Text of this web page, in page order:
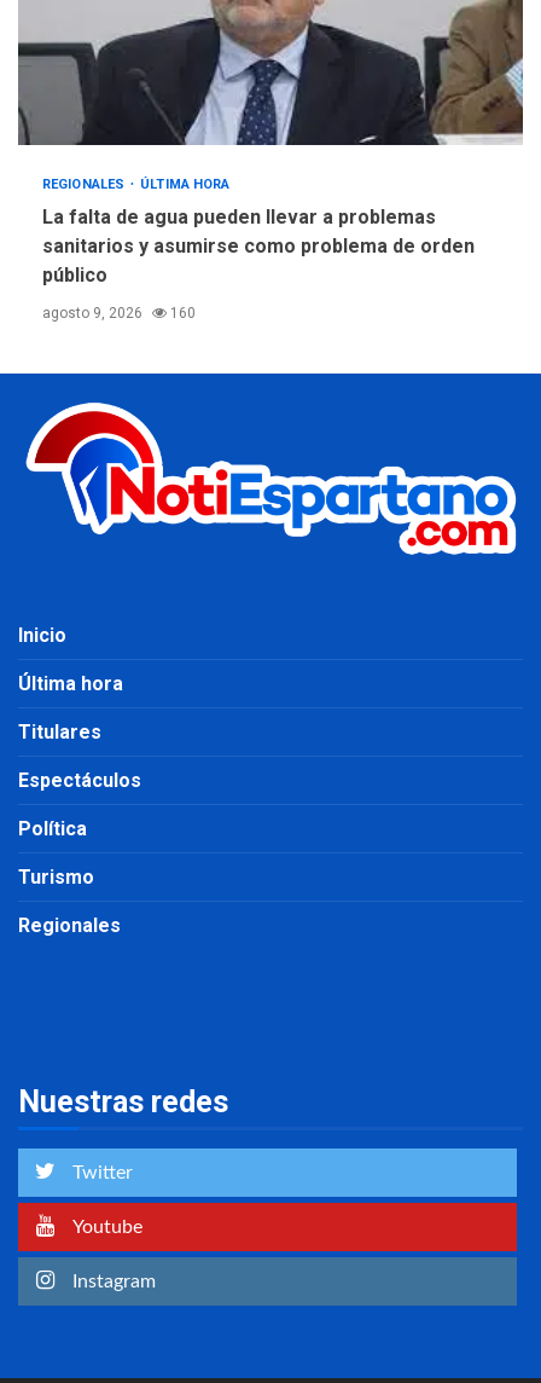
REGIONALES ÚLTIMA HORA
La falta de agua pueden llevar a problemas
sanitarios y asumirse como problema de orden
público
agosto 9, 2026 160
Inicio
Última hora
Titulares
Espectáculos
Política
Turismo
Regionales
Nuestras redes
Twitter
Youtube
Instagram